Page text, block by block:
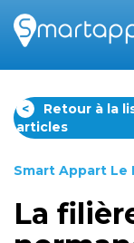
<
Retour à la
articles
Smart Appart Le
La